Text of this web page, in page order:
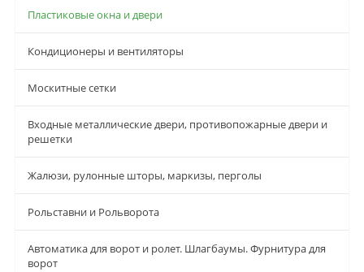
Пластиковые окна и двери
Кондиционеры и вентиляторы
Москитные сетки
Входные металлические двери, противопожарные двери и
решетки
Жалюзи, рулонные шторы, маркизы, перголы
Рольставни и Рольворота
Автоматика для ворот и ролет. Шлагбаумы. Фурнитура для
ворот